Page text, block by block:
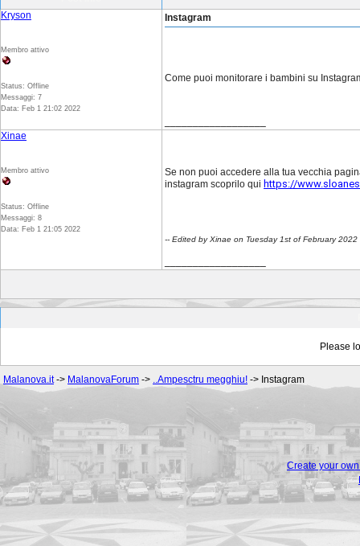
Kryson
Membro attivo
Status: Offline
Messaggi: 7
Data: Feb 1 21:02 2022
Instagram
Come puoi monitorare i bambini su
Xinae
Membro attivo
Status: Offline
Messaggi: 8
Data: Feb 1 21:05 2022
Se non puoi accedere alla tua vecchia
instagram scoprilo qui https://
-- Edited by Xinae on Tuesday 1st of February
Please
Malanova.it-> MalanovaForum -> ..Ampesctru megghiu! -> Instagram
Create your